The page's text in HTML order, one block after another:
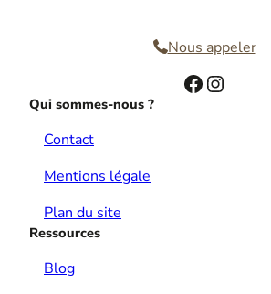
Nous appeler
Facebook Instagram
Qui sommes-nous ?
Contact
Mentions légale
Plan du site
Ressources
Blog